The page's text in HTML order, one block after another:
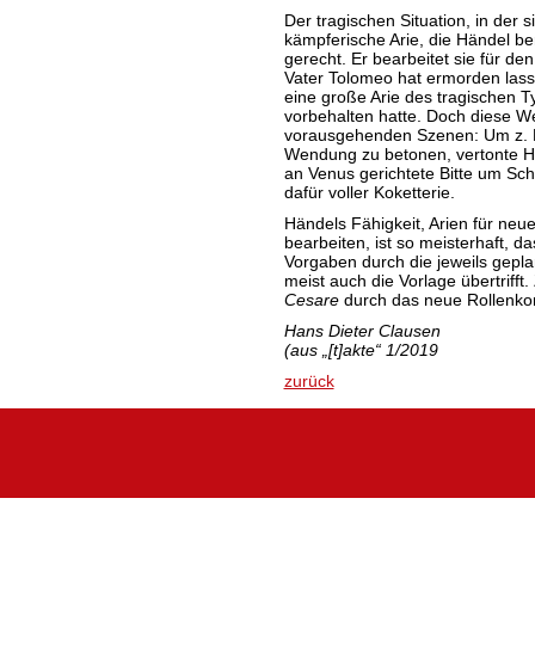
Der tragischen Situation, in der
kämpferische Arie, die Händel
gerecht. Er bearbeitet sie für
Vater Tolomeo hat ermorden
eine große Arie des tragischen
vorbehalten hatte. Doch diese
vorausgehenden Szenen: Um
Wendung zu betonen, vertonte
an Venus gerichtete Bitte um
dafür voller Koketterie.
Händels Fähigkeit, Arien für
bearbeiten, ist so meisterhaft,
Vorgaben durch die jeweils
meist auch die Vorlage übertrifft.
Cesaredurch das neue
Hans Dieter Clausen
(aus „[t]akte“ 1/2019
zurück